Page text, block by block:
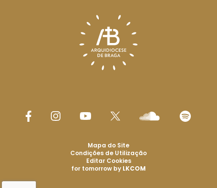
Mapa do Site
Condições de Utilização
Editar Cookies
for tomorrow by LKCOM